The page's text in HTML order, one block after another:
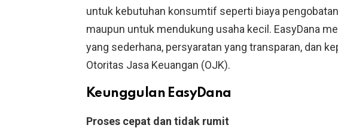
untuk kebutuhan konsumtif seperti biaya
maupun untuk mendukung usaha kecil. EasyDana
yang sederhana, persyaratan yang transparan, dan
Otoritas Jasa Keuangan (OJK).
Keunggulan EasyDana
Proses cepat dan tidak rumit